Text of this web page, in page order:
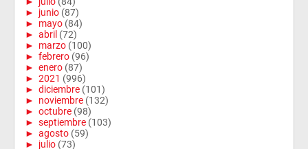
► junio (87)
► mayo (84)
► abril (72)
► marzo (100)
► febrero (96)
► enero (87)
► 2021 (996)
► diciembre (101)
► noviembre (132)
► octubre (98)
► septiembre (103)
► agosto (59)
► julio (73)